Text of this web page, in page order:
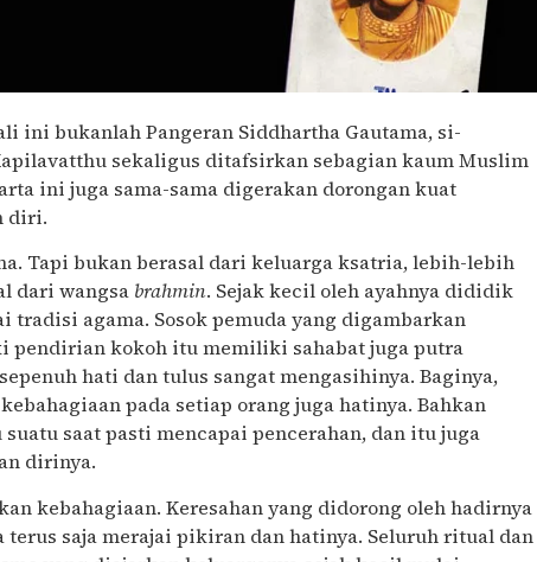
ini bukanlah Pangeran Siddhartha Gautama, si-
sekaligus ditafsirkan sebagian kaum Muslim
ini juga sama-sama digerakan dorongan kuat
diri.
Tapi bukan berasal dari keluarga ksatria, lebih-lebih
dari wangsa brahmin. Sejak kecil oleh ayahnya dididik
agama. Sosok pemuda yang digambarkan
pendirian kokoh itu memiliki sahabat juga putra
hati dan tulus sangat mengasihinya. Baginya,
pada setiap orang juga hatinya. Bahkan
saat pasti mencapai pencerahan, dan itu juga
dirinya.
kebahagiaan. Keresahan yang didorong oleh hadirnya
saja merajai pikiran dan hatinya. Seluruh ritual dan